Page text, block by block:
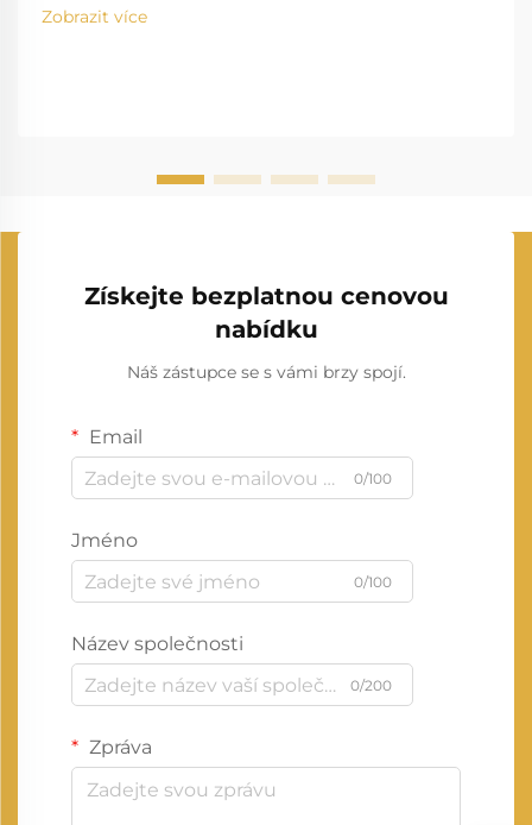
Zobrazit více
Získejte bezplatnou cenovou
nabídku
Náš zástupce se s vámi brzy spojí.
Email
0/100
Jméno
0/100
Název společnosti
0/200
Zpráva